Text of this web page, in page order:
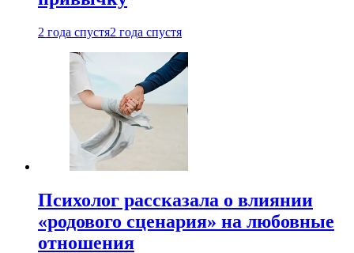
2 года спустя2 года спустя
Психолог рассказала о влиянии
«родового сценария» на любовные
отношения